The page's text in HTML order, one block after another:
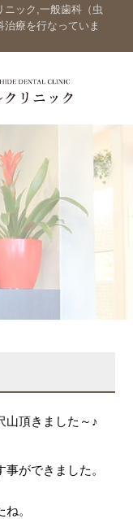
ニック,一般歯科（虫
療を行なっていま
山頂きました～♪
ができました。
。